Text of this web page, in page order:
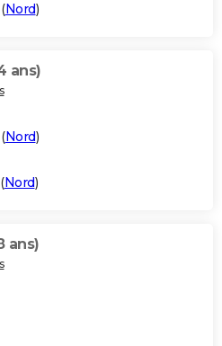
(Nord)
ans)
(Nord)
(Nord)
ans)